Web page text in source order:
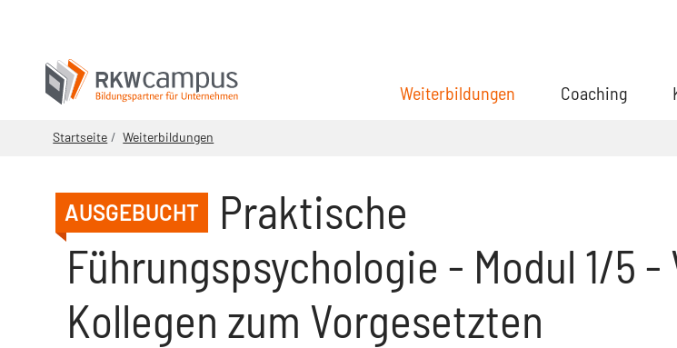
Weiterbildungen (aktuell)Coaching
Startseite Weiterbildungen
AUSGEBUCHT
Praktische
Führungspsychologie - Modul 1/5 -
Kollegen zum Vorgesetzten